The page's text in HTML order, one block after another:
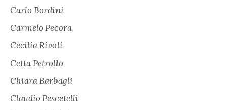
Carlo Bordini
Carmelo Pecora
Cecilia Rivoli
Cetta Petrollo
Chiara Barbagli
Claudio Pescetelli